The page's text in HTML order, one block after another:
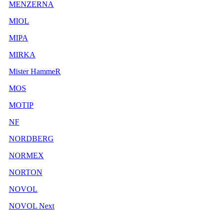
MENZERNA
MIOL
MIPA
MIRKA
Mister HammeR
MOS
MOTIP
NF
NORDBERG
NORMEX
NORTON
NOVOL
NOVOL Next